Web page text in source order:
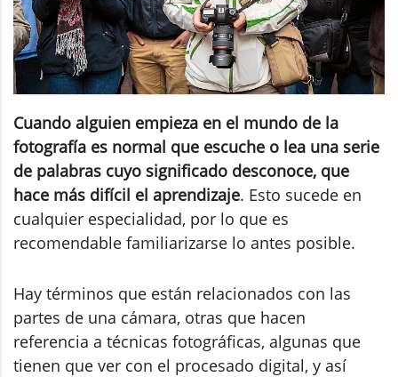
Cuando alguien empieza en el mundo de la
fotografía es normal que escuche o lea una serie
de palabras cuyo significado desconoce, que
hace más difícil el aprendizaje. Esto sucede en
cualquier especialidad, por lo que es
recomendable familiarizarse lo antes posible.
Hay términos que están relacionados con las
partes de una cámara, otras que hacen
referencia a técnicas fotográficas, algunas que
tienen que ver con el procesado digital, y así